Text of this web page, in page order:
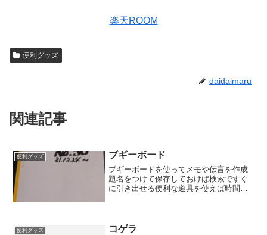
楽天ROOM
便利グッズ
daidaimaru
関連記事
便利グッズ ブギーボード
ブギーボードを使ってメモや伝言を作成
題名をつけて保存しておけば検索ですぐ
に引き出せる便利な道具を使えば時間の
便利グッズ コゲラ